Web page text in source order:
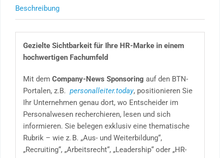
Wahl
[Digital]
Menge
Beschreibung
Gezielte Sichtbarkeit für Ihre HR-Marke in einem
hochwertigen Fachumfeld
Mit demCompany-News Sponsoring auf den BTN-
Portalen, z.B.personalleiter.today, positionieren Sie
Ihr Unternehmen genau dort, wo Entscheider im
Personalwesen recherchieren, lesen und sich
informieren. Sie belegen exklusiv eine thematische
Rubrik – wie z. B. „Aus- und Weiterbildung“,
„Recruiting“, „Arbeitsrecht“, „Leadership“ oder „HR-